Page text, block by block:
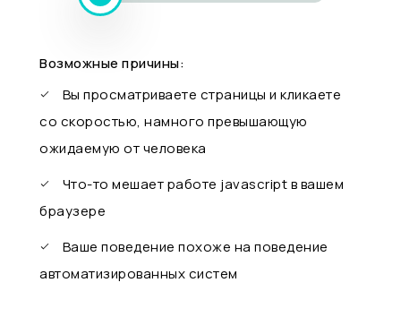
Возможные причины:
Вы просматриваете страницы и кликаете
со скоростью, намного превышающую
ожидаемую от человека
Что-то мешает работе javascript в вашем
браузере
Ваше поведение похоже на поведение
автоматизированных систем